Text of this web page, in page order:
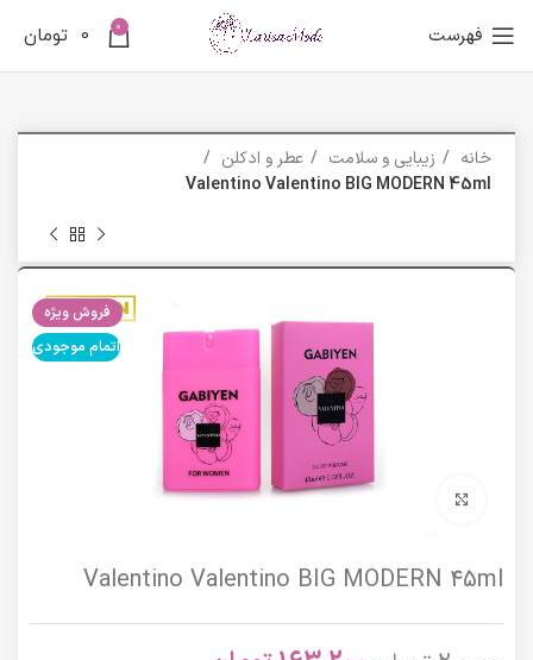
فهرست 0
0 تومان
خانه زیبایی و سلامت
عطر و ادکلن
Valentino Valentino BIG MODERN 45ml
فروش ویژه
اتمام موجودی
برای بزرگنمایی کلیک کنید
Valentino Valentino BIG MODERN 45ml